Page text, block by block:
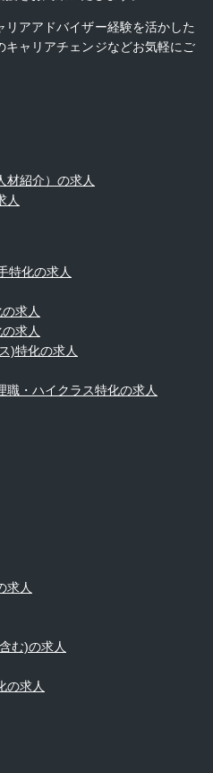
リアアドバイザー経験を活かした
キャリアチェンジなどお気軽にご
材紹介）の求人
人
特化の求人
求人
求人
)特化の求人
職・ハイクラス特化の求人
求人
む)の求人
の求人